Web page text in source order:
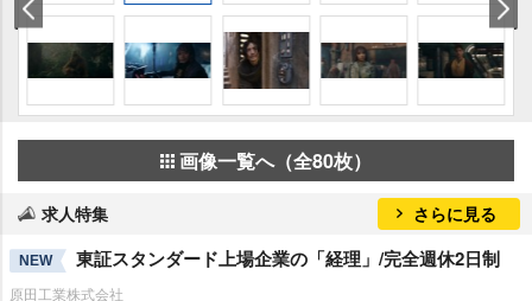
画像一覧へ（全80枚）
求人特集 さらに見る
NEW 東証スタンダード上場企業の「経理」/完全週休2日制
原田工業株式会社